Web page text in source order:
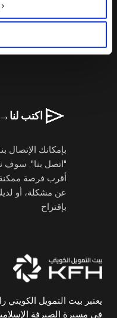
وأجهزة الصرف
اتصل بنا 24/7 : 17221999
اكتب لنا→
بإمكانك الإتصال
"اتصل بنا". سوف
أقرب فرصة ممكنة
عن مشكلة، أو
بإقتراح
يعتبر بيت التمويل الكويتي
في مسيرة الصيرفة